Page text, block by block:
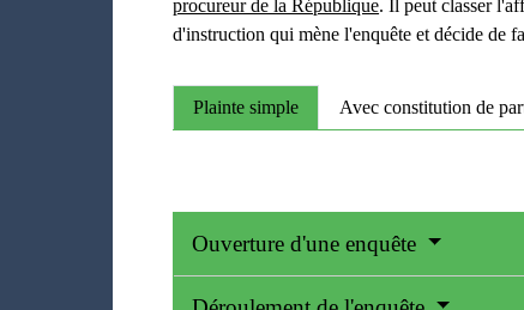
procureur de la République. Il peut classer
d'instruction qui mène l'enquête et décide de
Plainte simple Avec constitution de
Ouverture d'une enquête